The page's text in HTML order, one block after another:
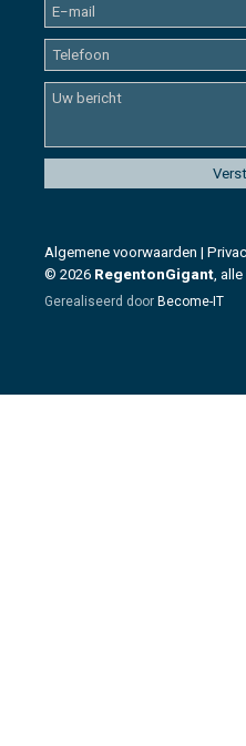
Algemene voorwaarden |
© 2026 RegentonGigant,
Gerealiseerd door Become-IT